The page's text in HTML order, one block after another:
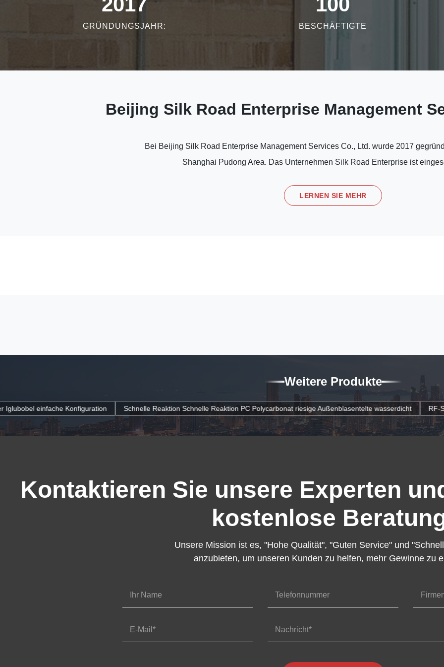
GRÜNDUNGSJAHR: BESCHÄFTIGTE
Beijing Silk Road Enterprise Management
Bei Beijing Silk Road Enterprise Management Services Co., Ltd. wurde 2017
Shanghai Pudong Area. Das Unternehmen Silk Road Enterprise ist
LERNEN SIE MEHR
Weitere Produkte
Schnelle Reaktion Schnelle Reaktion PC Polycarbonat riesige Außenblasentelte wasserdicht RF-Störabschirmungs-Blasen-
Kontaktieren Sie unsere Experten
kostenlose
Unsere Mission ist es, "Hohe Qualität", "Guten Service" und
anzubieten, um unseren Kunden zu helfen, mehr Gewinne zu